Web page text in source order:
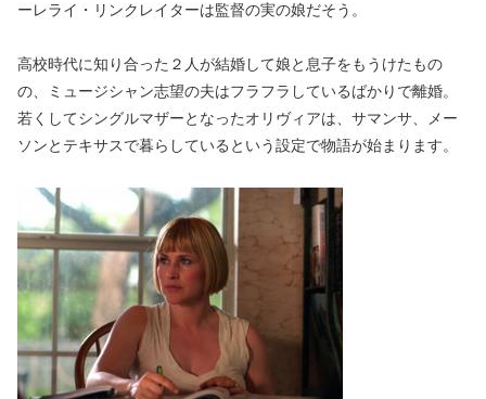
ーレライ・リンクレイターは監督の実の娘だそう。
高校時代に知り合った２人が結婚して娘と息子をもうけたもの
の、ミュージシャン志望の夫はフラフラしているばかりで離婚。
若くしてシングルマザーとなったオリヴィアは、サマンサ、メー
ソンとテキサスで暮らしているという設定で物語が始まります。